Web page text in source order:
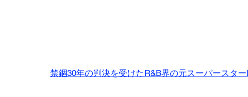
禁錮30年の判決を受けたR&B界の元スーパースタ